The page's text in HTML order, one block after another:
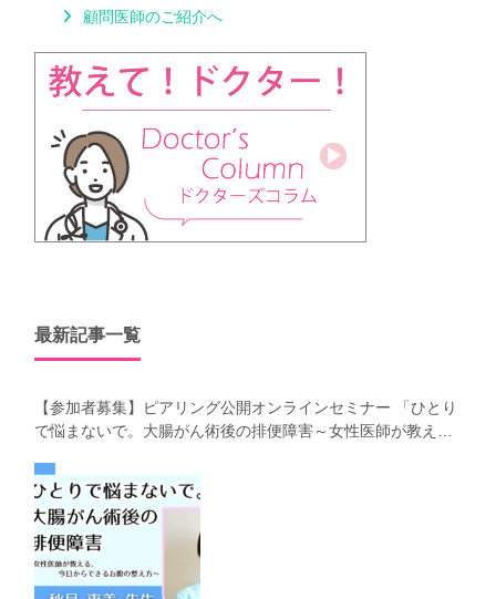
顧問医師のご紹介へ
最新記事一覧
【参加者募集】ピアリング公開オンラインセミナー 「ひとり
で悩まないで。大腸がん術後の排便障害～女性医師が教え